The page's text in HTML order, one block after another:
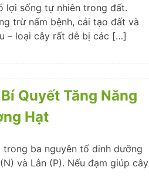
lợi sống tự nhiên trong đất.
trừ nấm bệnh, cải tạo đất và
– loại cây rất dễ bị các […]
Quyết Tăng Năng
Hạt
ba nguyên tố dinh dưỡng
và Lân (P). Nếu đạm giúp cây